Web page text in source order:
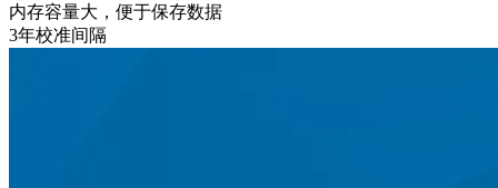
内存容量大，便于保存数据
3年校准间隔